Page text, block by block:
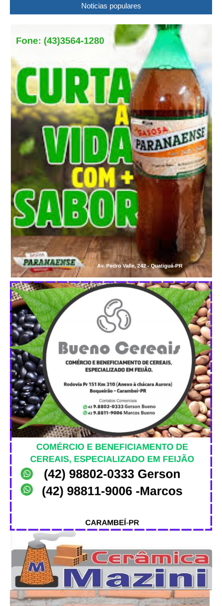
Noticias populares